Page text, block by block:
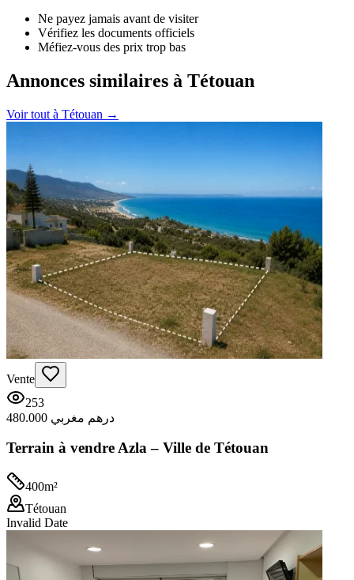
Ne payez jamais avant de visiter
Vérifiez les documents officiels
Méfiez-vous des prix trop bas
Annonces similaires à Tétouan
Voir tout à Tétouan →
Vente
253
480.000 درهم مغربي
Terrain à vendre Azla – Ville de Tétouan
400m²
Tétouan
Invalid Date